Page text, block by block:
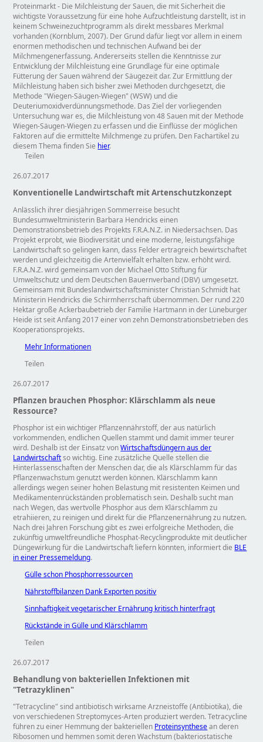
Proteinmarkt - Die Milchleistung der Sauen, die mit Sicherheit die
wichtigste Voraussetzung für eine hohe Aufzuchtleistung darstellt, ist in
keinem Schweinezuchtprogramm als direkt messbares Merkmal
vorhanden (Kornblum, 2007). Der Grund dafür liegt vor allem in einem
enormen methodischen und technischen Aufwand bei der
Milchmengenerfassung. Andererseits stellen die Kenntnisse zur
Entwicklung der Milchleistung eine Grundlage für eine optimale
Fütterung der Sauen während der Säugezeit dar. Zur Ermittlung der
Milchleistung haben sich bisher zwei Methoden durchgesetzt, die
Methode Wiegen-Säugen-Wiegen (WSW) und die
Deuteriumoxidverdünnungsmethode. Das Ziel der vorliegenden
Untersuchung war es, die Milchleistung von 48 Sauen mit der Methode
Wiegen-Säugen-Wiegen zu erfassen und die Einflüsse der möglichen
Faktoren auf die ermittelte Milchmenge zu prüfen. Den Fachartikel zu
diesem Thema finden Sie hier.
Teilen
26.07.2017
Konventionelle Landwirtschaft mit Artenschutzkonzept
Anlässlich ihrer diesjährigen Sommerreise besucht
Bundesumweltministerin Barbara Hendricks einen
Demonstrationsbetrieb des Projekts F.R.A.N.Z. in Niedersachsen. Das
Projekt erprobt, wie Biodiversität und eine moderne, leistungsfähige
Landwirtschaft so gelingen kann, dass Felder ertragreich bewirtschaftet
werden und gleichzeitig die Artenvielfalt erhalten bzw. erhöht wird.
F.R.A.N.Z. wird gemeinsam von der Michael Otto Stiftung für
Umweltschutz und dem Deutschen Bauernverband (DBV) umgesetzt.
Gemeinsam mit Bundeslandwirtschaftsminister Christian Schmidt hat
Ministerin Hendricks die Schirmherrschaft übernommen. Der rund 220
Hektar große Ackerbaubetrieb der Familie Hartmann in der Lüneburger
Heide ist seit Anfang 2017 einer von zehn Demonstrationsbetrieben des
Kooperationsprojekts.
Mehr Informationen
Teilen
26.07.2017
Pflanzen brauchen Phosphor: Klärschlamm als neue
Ressource?
Phosphor ist ein wichtiger Pflanzennährstoff, der aus natürlich
vorkommenden, endlichen Quellen stammt und damit immer teurer
wird. Deshalb ist der Einsatz vonWirtschaftsdüngern aus der
Landwirtschaftso wichtig. Eine zusätzliche Quelle stellen die
Hinterlassenschaften der Menschen dar, die als Klärschlamm für das
Pflanzenwachstum genutzt werden können. Klärschlamm kann
allerdings wegen seiner hohen Belastung mit resistenten Keimen und
Medikamentenrückständen problematisch sein. Deshalb sucht man
nach Wegen, das wertvolle Phosphor aus dem Klärschlamm zu
etrahiieren, zu reinigen und direkt für die Pflanzenernährung zu nutzen.
Nach drei Jahren Forschung gibt es zwei erfolgreiche Methoden, die
zukünftig umweltfreundliche Phosphat-Recyclingprodukte mit deutlicher
Düngewirkung für die Landwirtschaft liefern könnten, informiert die BLE
in einer Pressemeldung.
Gülle schon Phosphorressourcen
Nährstoffbilanzen Dank Exporten positiv
Sinnhaftigkeit vegetarischer Ernährung kritisch hinterfragt
Rückstände in Gülle und Klärschlamm
Teilen
26.07.2017
Behandlung von bakteriellen Infektionen mit
"Tetrazyklinen"
Tetracycline sind antibiotisch wirksame Arzneistoffe (Antibiotika), die
von verschiedenen Streptomyces-Arten produziert werden. Tetracycline
führen zu einer Hemmung der bakteriellen Proteinsynthesean deren
Ribosomen und hemmen somit deren Wachstum (bakteriostatische